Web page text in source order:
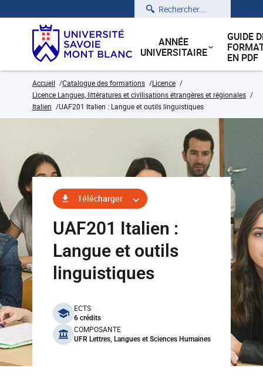
Rechercher
ANNÉE
UNIVERSITAIRE
GUIDE
EN PDF
Accueil Catalogue des formations
Licence
Licence Langues, littératures et civilisations étrangères et régionales
Italien
UAF201 Italien : Langue et outils linguistiques
Télécharger
UAF201 Italien :
Langue et outils
linguistiques
benefits
ECTS
6 crédits
COMPOSANTE
UFR Lettres, Langues et Sciences Humaines